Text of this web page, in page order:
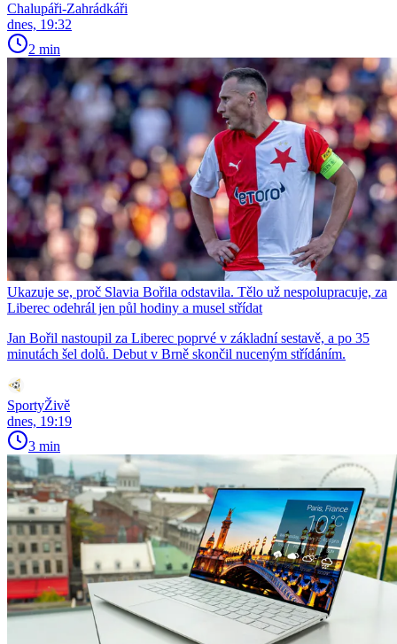
Chalupáři-Zahrádkáři
dnes, 19:32
2 min
Ukazuje se, proč Slavia Bořila odstavila. Tělo už nespolupracuje, za
Liberec odehrál jen půl hodiny a musel střídat
Jan Bořil nastoupil za Liberec poprvé v základní sestavě, a po 35
minutách šel dolů. Debut v Brně skončil nuceným střídáním.
SportyŽivě
dnes, 19:19
3 min